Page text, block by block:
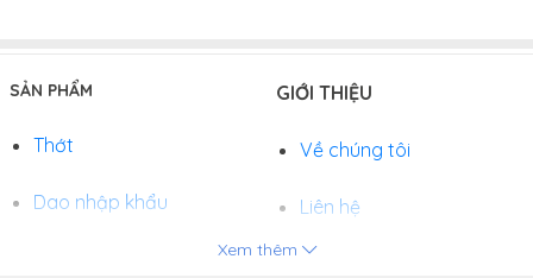
SẢN PHẨM
Thớt
Dao nhập khẩu
GIỚI THIỆU
Về chúng tôi
Liên hệ
Xem thêm